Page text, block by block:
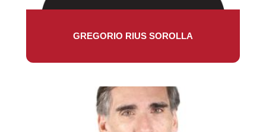
GREGORIO RIUS SOROLLA